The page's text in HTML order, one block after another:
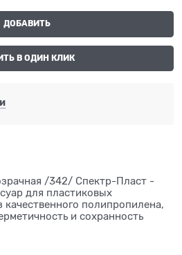
ДОБАВИТЬ
В ОДИН КЛИК
/342/ Спектр-Пласт -
для пластиковых
качественного полипропилена,
и сохранность